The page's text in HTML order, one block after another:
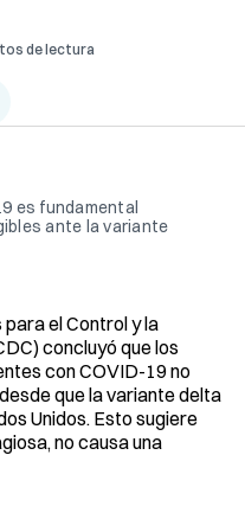
de lectura
es fundamental
ante la variante
el Control y la
concluyó que los
con COVID-19 no
que la variante delta
Unidos. Esto sugiere
no causa una